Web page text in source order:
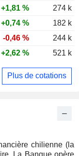
chilienne (la
La Banque opère
+1,81 %
274 k
+0,74 %
182 k
-0,46 %
244 k
+2,62 % 521 k
Plus de cotations